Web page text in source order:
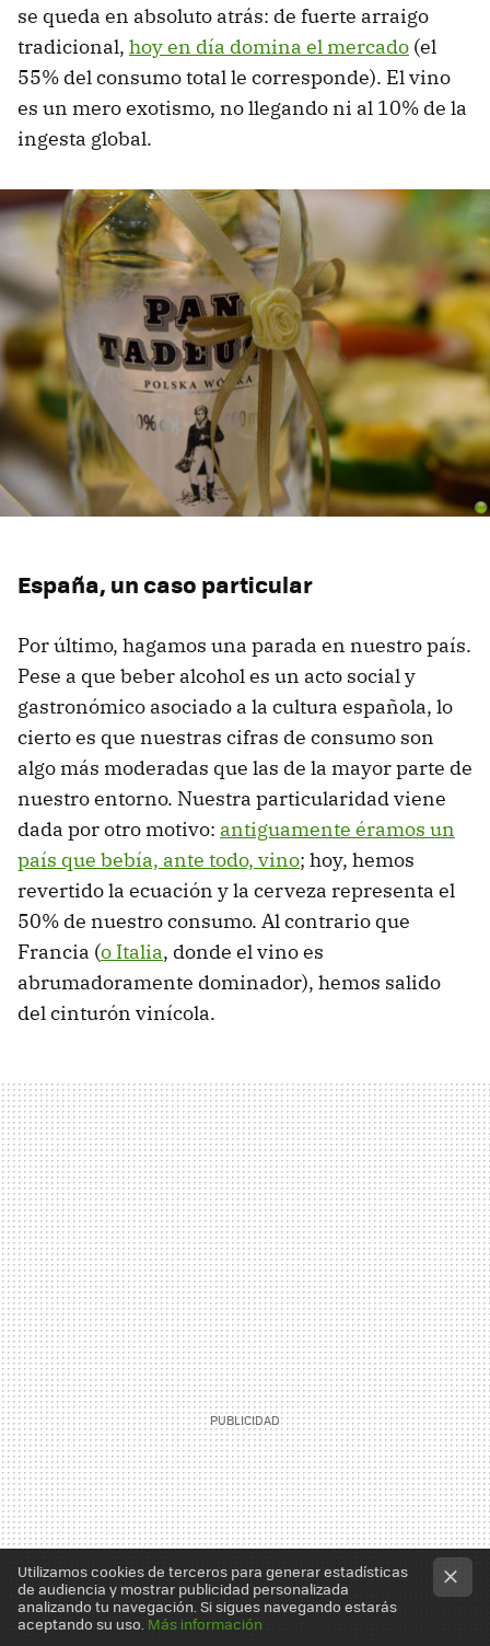
se queda en absoluto atrás: de fuerte arraigo
tradicional, hoy en día domina el mercado (el
55% del consumo total le corresponde). El vino
es un mero exotismo, no llegando ni al 10% de la
ingesta global.
España, un caso particular
Por último, hagamos una parada en nuestro país.
Pese a que beber alcohol es un acto social y
gastronómico asociado a la cultura española, lo
cierto es que nuestras cifras de consumo son
algo más moderadas que las de la mayor parte de
nuestro entorno. Nuestra particularidad viene
dada por otro motivo: antiguamente éramos un
país que bebía, ante todo, vino; hoy, hemos
revertido la ecuación y la cerveza representa el
50% de nuestro consumo. Al contrario que
Francia (o Italia, donde el vino es
abrumadoramente dominador), hemos salido
del cinturón vinícola.
Utilizamos cookies de terceros para generar estadísticas
de audiencia y mostrar publicidad personalizada
analizando tu navegación. Si sigues navegando estarás
aceptando su uso. Más información